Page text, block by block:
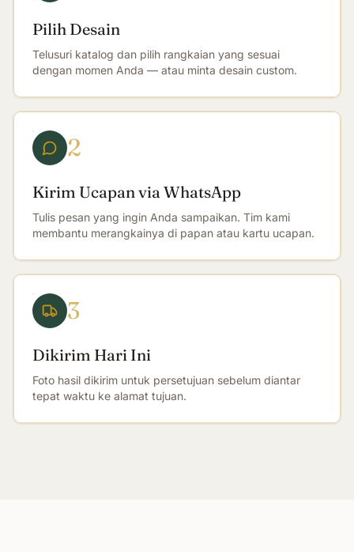
Pilih Desain
Telusuri katalog dan pilih rangkaian yang sesuai
dengan momen Anda — atau minta desain custom.
2
Kirim Ucapan via WhatsApp
Tulis pesan yang ingin Anda sampaikan. Tim kami
membantu merangkainya di papan atau kartu ucapan.
3
Dikirim Hari Ini
Foto hasil dikirim untuk persetujuan sebelum diantar
tepat waktu ke alamat tujuan.